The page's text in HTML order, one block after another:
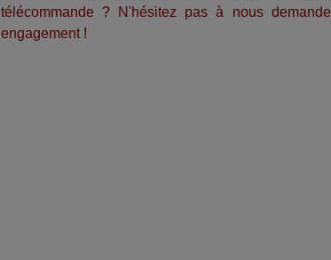
télécommande ? N'hésitez pas à nous
engagement !